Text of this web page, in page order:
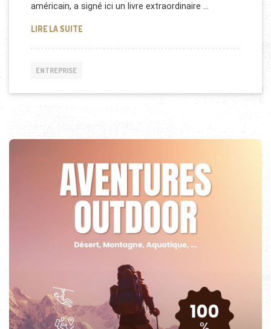
américain, a signé ici un livre extraordinaire …
LIRE LA SUITE“LA CRISE FINANCIÈRE FRANÇAISE DE 1789-1799″
ENTREPRISE